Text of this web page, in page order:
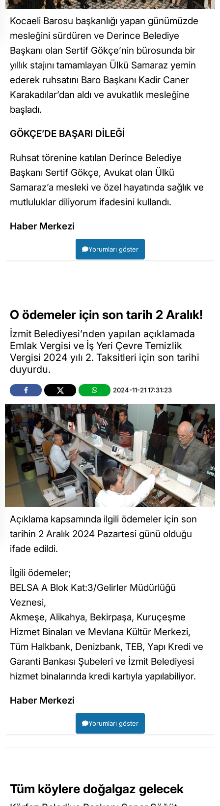
Kocaeli Barosu başkanlığı yapan günümüzde
mesleğini sürdüren ve Derince Belediye
Başkanı olan Sertif Gökçe’nin bürosunda bir
yıllık stajını tamamlayan Ülkü Samaraz yemin
ederek ruhsatını Baro Başkanı Kadir Caner
Karakadılar’dan aldı ve avukatlık mesleğine
başladı.
GÖKÇE’DE BAŞARI DİLEĞİ
Ruhsat törenine katılan Derince Belediye
Başkanı Sertif Gökçe, Avukat olan Ülkü
Samaraz’a mesleki ve özel hayatında sağlık ve
mutluluklar diliyorum ifadesini kullandı.
Haber Merkezi
Yorumları göster
O ödemeler için son tarih 2 Aralık!
İzmit Belediyesi’nden yapılan açıklamada
Emlak Vergisi ve İş Yeri Çevre Temizlik
Vergisi 2024 yılı 2. Taksitleri için son tarihi
duyurdu.
2024-11-21 17:31:23
Açıklama kapsamında ilgili ödemeler için son
tarihin 2 Aralık 2024 Pazartesi günü olduğu
ifade edildi.
İlgili ödemeler;
BELSA A Blok Kat:3/Gelirler Müdürlüğü
Veznesi,
Akmeşe, Alikahya, Bekirpaşa, Kuruçeşme
Hizmet Binaları ve Mevlana Kültür Merkezi,
Tüm Halkbank, Denizbank, TEB, Yapı Kredi ve
Garanti Bankası Şubeleri ve İzmit Belediyesi
hizmet binalarında kredi kartıyla yapılabiliyor.
Haber Merkezi
Yorumları göster
Tüm köylere doğalgaz gelecek